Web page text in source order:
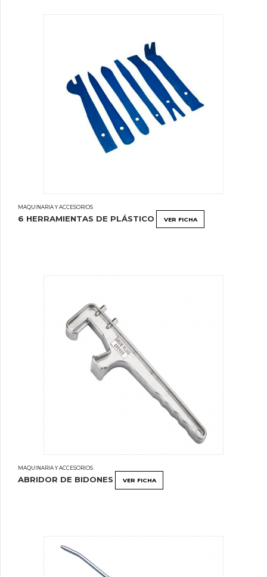
MAQUINARIA Y ACCESORIOS
6 HERRAMIENTAS DE PLÁSTICO VER FICHA
MAQUINARIA Y ACCESORIOS
ABRIDOR DE BIDONES VER FICHA